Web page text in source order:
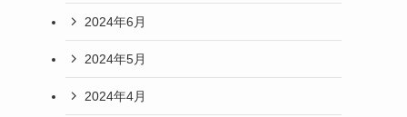
2024年6月
2024年5月
2024年4月